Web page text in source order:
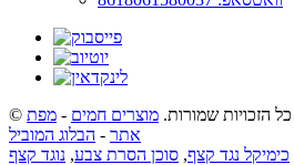
מוצרים חמים - מפת
אתר - הבלוג המוביל
כימיקל נגד קצף, סוכן הסרת צבע, נוגד קצף